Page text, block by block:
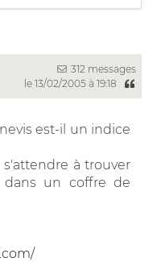
312 messages
le 13/02/2005 à 19:18
est-il un indice
à trouver
un coffre de